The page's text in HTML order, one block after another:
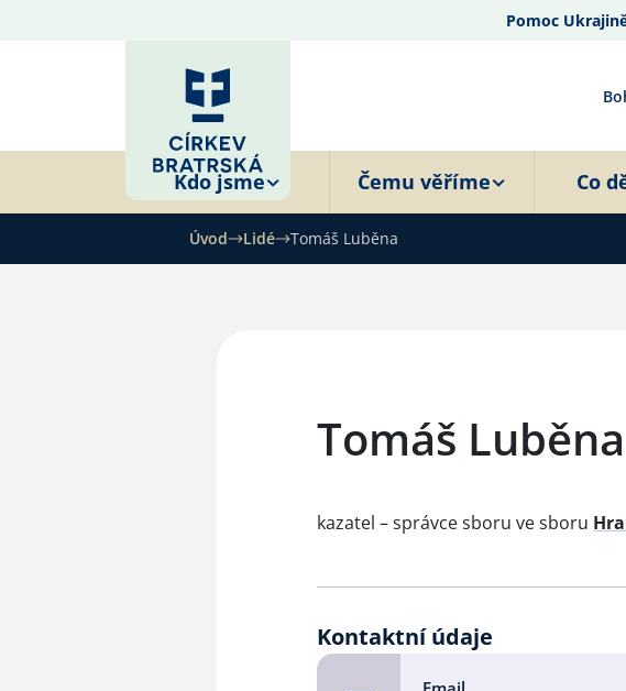
Pomoc
Kdo jsme Čemu věříme Co
Úvod Lidé Tomáš Luběna
Tomáš Luběna
kazatel – správce sboru ve sboru
Kontaktní údaje